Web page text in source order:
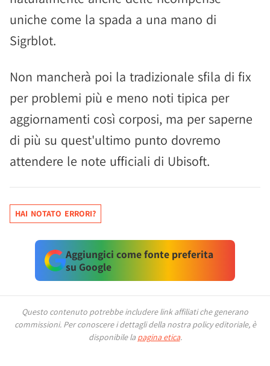
uniche come la spada a una mano di
Sigrblot.
Non mancherà poi la tradizionale sfila di fix
per problemi più e meno noti tipica per
aggiornamenti così corposi, ma per saperne
di più su quest'ultimo punto dovremo
attendere le note ufficiali di Ubisoft.
HAI NOTATO ERRORI?
Aggiungici come fonte preferita
su Google
Questo contenuto potrebbe includere link affiliati che generano
commissioni. Per conoscere i dettagli della nostra policy editoriale, è
disponibile la pagina etica.